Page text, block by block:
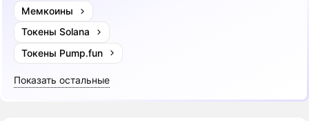
Мемкоины
Токены Solana
Токены Pump.fun
Показать остальные